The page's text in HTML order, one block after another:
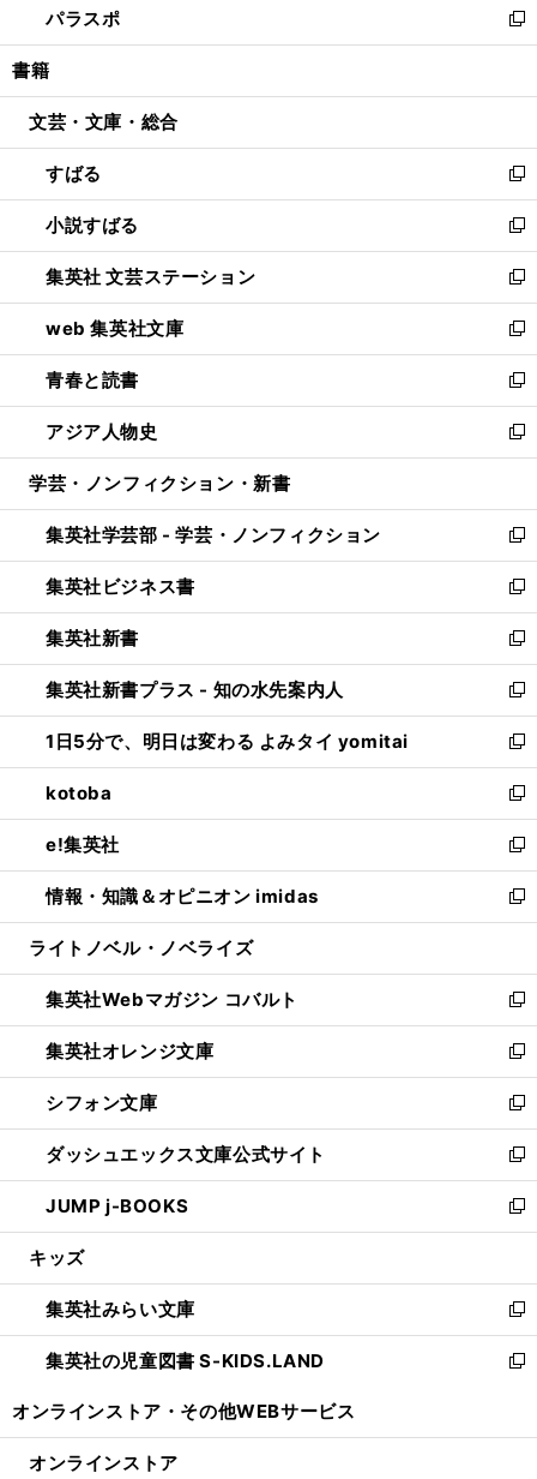
で
開
ド
ウ
開
ィ
ン
ウ
開
く
い
ウ
ン
ウ
で
開
く
パラスポ
新
し
ウ
ン
ド
ウ
で
開
く
書籍
文芸・文庫・総合
すばる
新
し
い
ウ
ィ
ン
ド
ウ
で
開
く
小説すばる
新
し
い
ウ
ィ
ン
ド
ウ
で
開
集英社 文芸ステーション
新
し
い
ウ
ィ
ン
ド
ウ
開
く
web 集英社文庫
新
し
い
ウ
ィ
ン
ウ
で
開
く
青春と読書
新
し
い
ウ
ン
ド
ウ
で
開
く
アジア人物史
新
し
ウ
ィ
ン
ド
ウ
で
開
く
学芸・ノンフィクション・新書
集英社学芸部 - 学芸・ノンフィクション
新
し
い
ウ
ィ
ン
ド
ウ
で
開
く
集英社ビジネス書
新
し
い
ウ
ィ
ン
ド
ウ
で
開
く
集英社新書
新
し
い
ウ
ィ
ン
ド
ウ
で
開
く
集英社新書プラス - 知の水先案内人
新
し
い
ウ
ィ
ン
ド
ウ
で
開
1日5分で、明日は変わる よみタイ yomitai
新
し
い
ウ
ィ
ン
ド
ウ
開
く
kotoba
新
し
い
ウ
ィ
ン
ウ
で
開
く
e!集英社
新
し
い
ウ
ン
ド
ウ
で
開
く
情報・知識＆オピニオン imidas
新
し
ウ
ィ
ン
ド
ウ
で
開
く
ライトノベル・ノベライズ
集英社Webマガジン コバルト
新
し
い
ウ
ィ
ン
ド
ウ
で
開
集英社オレンジ文庫
新
し
い
ウ
ィ
ン
ド
ウ
開
く
シフォン文庫
新
し
い
ウ
ィ
ン
ウ
で
開
く
ダッシュエックス文庫公式サイト
新
し
い
ウ
ン
ド
ウ
で
JUMP j-BOOKS
新
し
ウ
ィ
ン
ド
開
キッズ
集英社みらい文庫
新
し
い
ン
集英社の児童図書 S-KIDS.LAND
新
ウ
オンラインストア・ その他WEBサービス
オンラインストア